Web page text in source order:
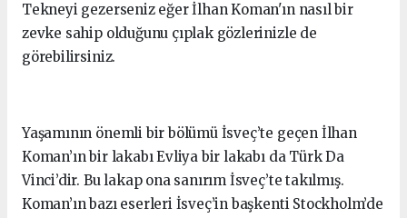
Tekneyi gezerseniz eğer İlhan Koman'ın nasıl bir
zevke sahip olduğunu çıplak gözlerinizle de
görebilirsiniz.
Yaşamının önemli bir bölümü İsveç’te geçen İlhan
Koman’ın bir lakabı Evliya bir lakabı da Türk Da
Vinci’dir. Bu lakap ona sanırım İsveç’te takılmış.
Koman’ın bazı eserleri İsveç’in başkenti Stockholm’de